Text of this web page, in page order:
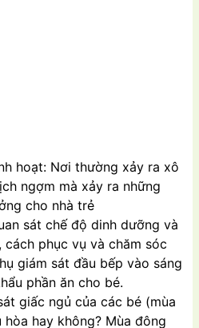
hoạt: Nơi thường xảy ra xô
ngợm mà xảy ra những
cho nhà trẻ
sát chế độ dinh dưỡng và
cách phục vụ và chăm sóc
giám sát đầu bếp vào sáng
phần ăn cho bé.
giấc ngủ của các bé (mùa
hay không? Mùa đông